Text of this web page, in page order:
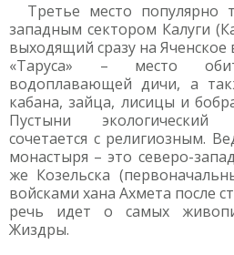
Третье место популярно
западным сектором Калуги
выходящий сразу на
«Таруса» – место
водоплавающей дичи, а
кабана, зайца, лисицы и
Пустыни
сочетается с религиозным.
монастыря – это северо-
же Козельска
войсками хана Ахмета после
речь идет о самых
Жиздры.